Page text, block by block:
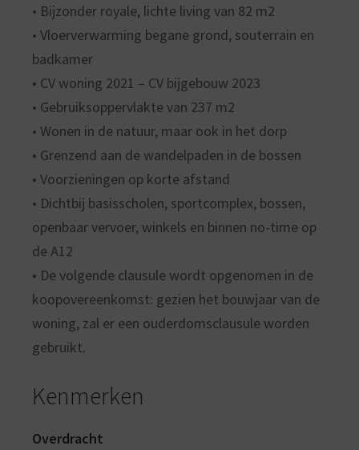
• Bijzonder royale, lichte living van 82 m2
• Vloerverwarming begane grond, souterrain en
badkamer
• CV woning 2021 – CV bijgebouw 2023
• Gebruiksoppervlakte van 237 m2
• Wonen in de natuur, maar ook in het dorp
• Grenzend aan de wandelpaden in de bossen
• Voorzieningen op korte afstand
• Dichtbij basisscholen, sportcomplex, bossen,
openbaar vervoer, winkels en binnen no-time op
de A12
• De volgende clausule wordt opgenomen in de
koopovereenkomst: gezien het bouwjaar van de
woning, zal er een ouderdomsclausule worden
gebruikt.
Kenmerken
Overdracht